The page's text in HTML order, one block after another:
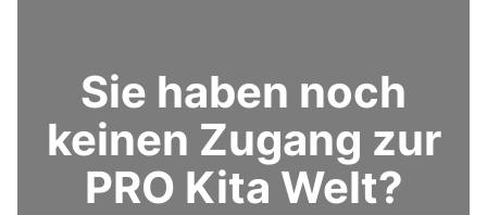
Sie haben noch
keinen Zugang zur
PRO Kita Welt?